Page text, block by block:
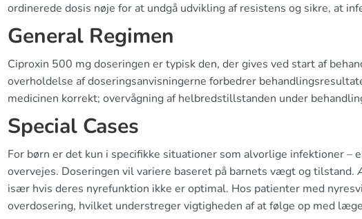
ordinerede dosis nøje for at undgå udvikling af resistens og sikre, at
General Regimen
Ciproxin 500 mg doseringen er typisk den, der gives ved start af
overholdelse af doseringsanvisningerne forbedrer
medicinen korrekt; overvågning af helbredstillstanden under
Special Cases
For børn er det kun i specifikke situationer som alvorlige infektioner –
overvejes. Doseringen vil variere baseret på barnets vægt og
især hvis deres nyrefunktion ikke er optimal. Hos patienter med
overdosering, hvilket understreger vigtigheden af at følge op med